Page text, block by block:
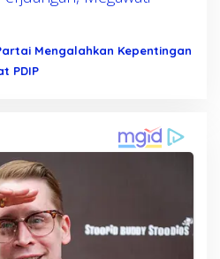
Mengalahkan Kepentingan
PDIP